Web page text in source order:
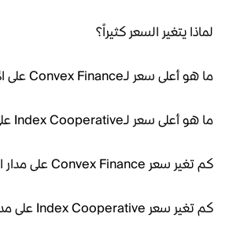
لماذا يتغير السعر كثيراً؟
ما هو أعلى سعر لـConvex Finance على الإطلاق؟
ما هو أعلى سعر لـIndex Cooperative على الإطلاق؟
كم تغير سعر Convex Finance على مدار الفترة الماضية؟
كم تغير سعر Index Cooperative على مدار الفترة الماضية؟